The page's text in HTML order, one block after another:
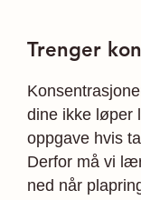
Trenger
dine ikke løper
oppgave hvis
Derfor må vi
ned når